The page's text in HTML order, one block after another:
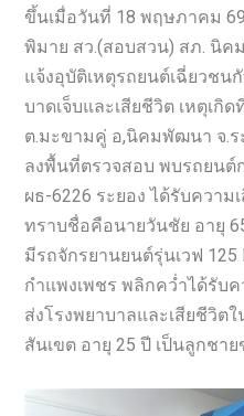
ขึ้นเมื่อวันที่ 18 พฤษภาคม
พิมาย สว.(สอบสวน) สภ. นิค
แจ้งอุบัติเหตุรถยนต์เฉี่ยวชน
บาดเจ็บและเสียชีวิต เหตุเกิ
ต.มะขามคู่ อ,นิคมพัฒนา จ.ร
ลงพื้นที่ตรวจสอบ พบรถยนต์
ผธ-6226 ระยอง ได้รับควา
ทราบชื่อคือนายวันชัย อายุ
มีรถจักรยานยนต์รุ่นเวฟ
กำแพงเพชร พลิกคว่ำได้รับ
ส่งโรงพยาบาลและเสียชีวิต
สันเขต อายุ 25 ปี เป็นลูกชาย